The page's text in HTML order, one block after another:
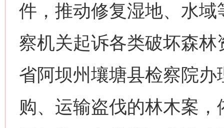
件，推动修复湿地、水
察机关起诉各类破坏森
省阿坝州壤塘县检察院
购、运输盗伐的林木案